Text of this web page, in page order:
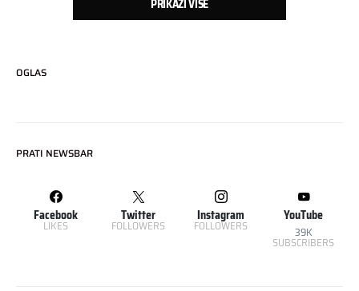
PRIKAŽI VIŠE
OGLAS
PRATI NEWSBAR
Facebook
LIKES
Twitter
FOLLOWERS
Instagram
FOLLOWERS
YouTube
39K
SUBSCRIBERS